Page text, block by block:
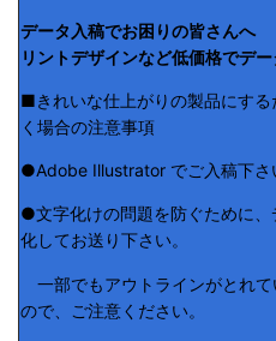
データ入稿でお困りの皆さんへ
リントデザインなど低価格でデー
■きれいな仕上がりの製品にす
く場合の注意事項
●Adobe Illustrator でご入稿下さ
●文字化けの問題を防ぐために
化してお送り下さい。
一部でもアウトラインがとれ
ので、ご注意ください。